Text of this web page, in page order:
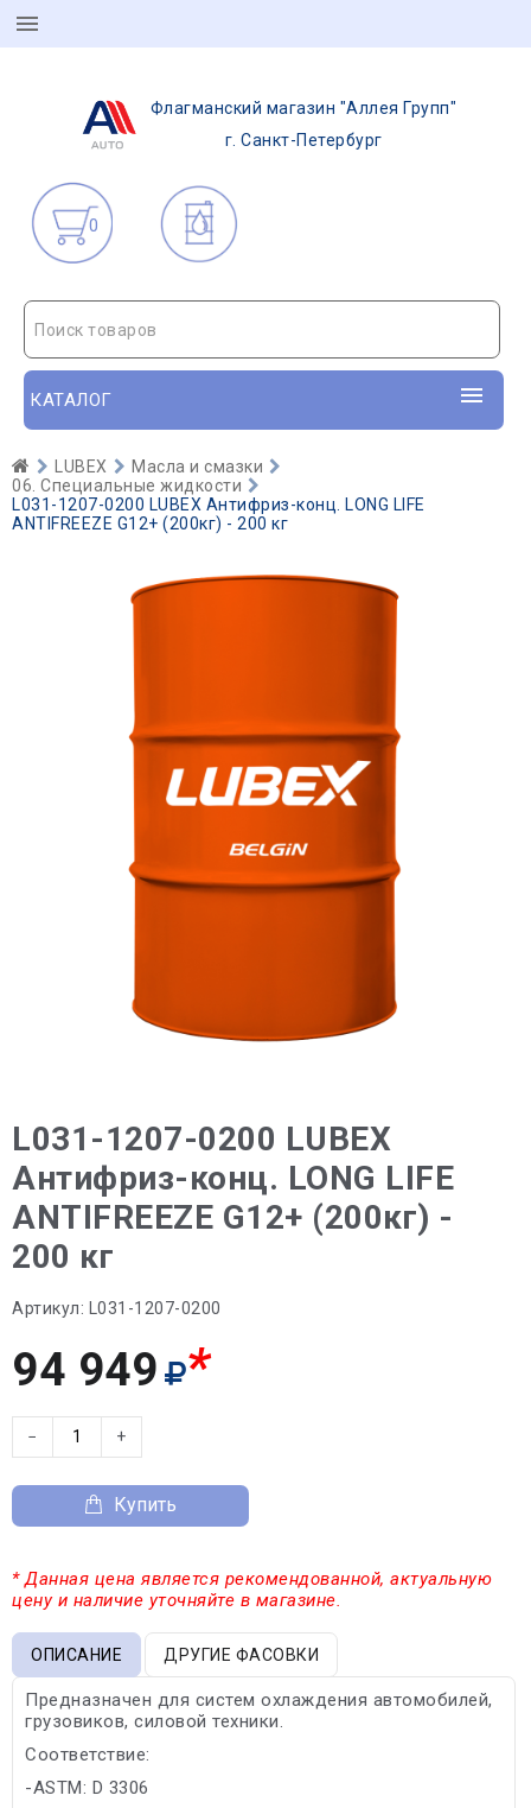
Флагманский магазин "Аллея Групп"
г. Санкт-Петербург
0
Поиск товаров
КАТАЛОГ
LUBEX
Масла и смазки
06. Специальные жидкости
L031-1207-0200 LUBEX Антифриз-конц. LONG LIFE
ANTIFREEZE G12+ (200кг) - 200 кг
L031-1207-0200 LUBEX
Антифриз-конц. LONG LIFE
ANTIFREEZE G12+ (200кг) -
200 кг
Артикул: L031-1207-0200
94 949 *
− +
Купить
* Данная цена является рекомендованной, актуальную
цену и наличие уточняйте в магазине.
ОПИСАНИЕ ДРУГИЕ ФАСОВКИ
Предназначен для систем охлаждения автомобилей,
грузовиков, силовой техники.
Соответствие:
-ASTM: D 3306